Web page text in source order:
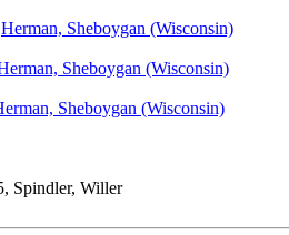
Herman, Sheboygan (Wisconsin)
Sheboygan (Wisconsin)
Sheboygan (Wisconsin)
Spindler, Willer